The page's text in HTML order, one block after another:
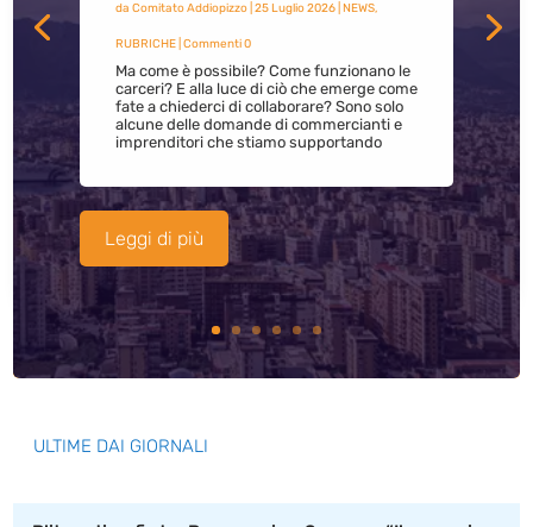
da Comitato Addiopizzo| 25 Luglio 2026| NEWS,
RUBRICHE| Commenti 0
Ma come è possibile? Come funzionano le
carceri? E alla luce di ciò che emerge come
fate a chiederci di collaborare? Sono solo
alcune delle domande di commercianti e
imprenditori che stiamo supportando
Leggi di più
ULTIME DAI GIORNALI